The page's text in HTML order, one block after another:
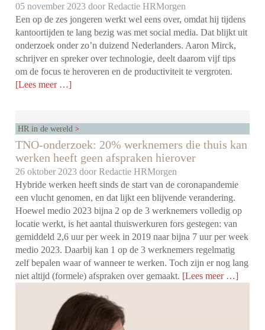
05 november 2023 doorRedactie HRMorgen
Een op de zes jongeren werkt wel eens over, omdat hij tijdens
kantoortijden te lang bezig was met social media. Dat blijkt uit
onderzoek onder zo’n duizend Nederlanders. Aaron Mirck,
schrijver en spreker over technologie, deelt daarom vijf tips
om de focus te heroveren en de productiviteit te vergroten.
[Lees meer …]
HR in de wereld
TNO-onderzoek: 20% werknemers die thuis kan
werken heeft geen afspraken hierover
26 oktober 2023 doorRedactie HRMorgen
Hybride werken heeft sinds de start van de coronapandemie
een vlucht genomen, en dat lijkt een blijvende verandering.
Hoewel medio 2023 bijna 2 op de 3 werknemers volledig op
locatie werkt, is het aantal thuiswerkuren fors gestegen: van
gemiddeld 2,6 uur per week in 2019 naar bijna 7 uur per week
medio 2023. Daarbij kan 1 op de 3 werknemers regelmatig
zelf bepalen waar of wanneer te werken. Toch zijn er nog lang
niet altijd (formele) afspraken over gemaakt. [Lees meer …]